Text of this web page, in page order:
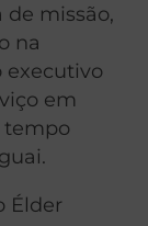
missão,
na
executivo
em
tempo
Élder